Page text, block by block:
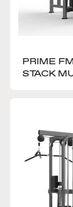
PRIME
STACK